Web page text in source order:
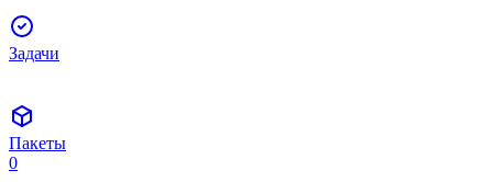
Задачи
Пакеты
0